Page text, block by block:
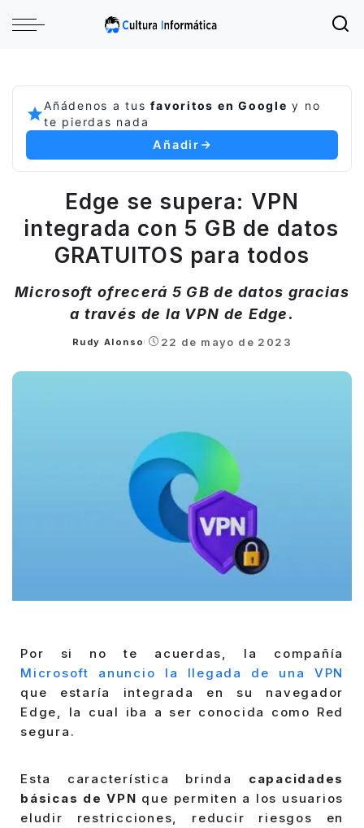
Añádenos a tusfavoritos en Google y no
te pierdas nada
Añadir
Edge se supera: VPN
integrada con 5 GB de datos
GRATUITOS para todos
Microsoft ofrecerá 5 GB de datos gracias
a través de la VPN de Edge.
Posted
Rudy Alonso 22 de mayo de 2023
Por si no te acuerdas, la compañía
Microsoft anuncio la llegada de una VPN
que estaría integrada en su navegador
Edge, la cual iba a ser conocida como Red
segura.
Esta característica brinda capacidades
básicas de VPN que permiten a los usuarios
eludir restricciones, reducir riesgos en